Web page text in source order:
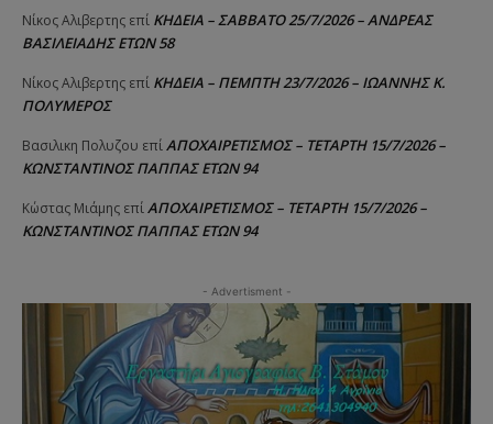
Νίκος Αλιβερτης επί ΚΗΔΕΙΑ – ΣΑΒΒΑΤΟ 25/7/2026 – ΑΝΔΡΕΑΣ
ΒΑΣΙΛΕΙΑΔΗΣ ΕΤΩΝ 58
Νίκος Αλιβερτης επί ΚΗΔΕΙΑ – ΠΕΜΠΤΗ 23/7/2026 – ΙΩΑΝΝΗΣ Κ.
ΠΟΛΥΜΕΡΟΣ
Βασιλικη Πολυζου επίΑΠΟΧΑΙΡΕΤΙΣΜΟΣ – ΤΕΤΑΡΤΗ 15/7/2026 –
ΚΩΝΣΤΑΝΤΙΝΟΣ ΠΑΠΠΑΣ ΕΤΩΝ 94
Κώστας Μιάμης επίΑΠΟΧΑΙΡΕΤΙΣΜΟΣ – ΤΕΤΑΡΤΗ 15/7/2026 –
ΚΩΝΣΤΑΝΤΙΝΟΣ ΠΑΠΠΑΣ ΕΤΩΝ 94
- Advertisment -